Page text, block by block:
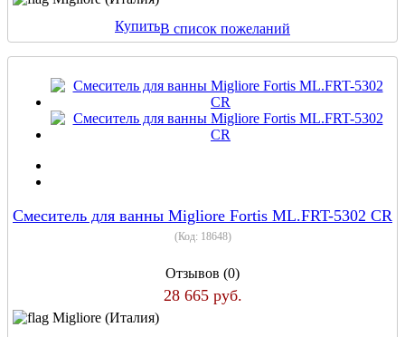
КупитьВ список пожеланий
Смеситель для ванны Migliore Fortis ML.FRT-5302 CR
(Код: 18648)
Отзывов (0)
28 665 руб.
Migliore (Италия)